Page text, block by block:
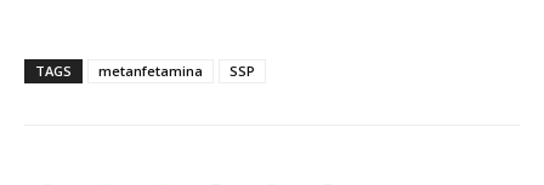
TAGS metanfetamina SSP